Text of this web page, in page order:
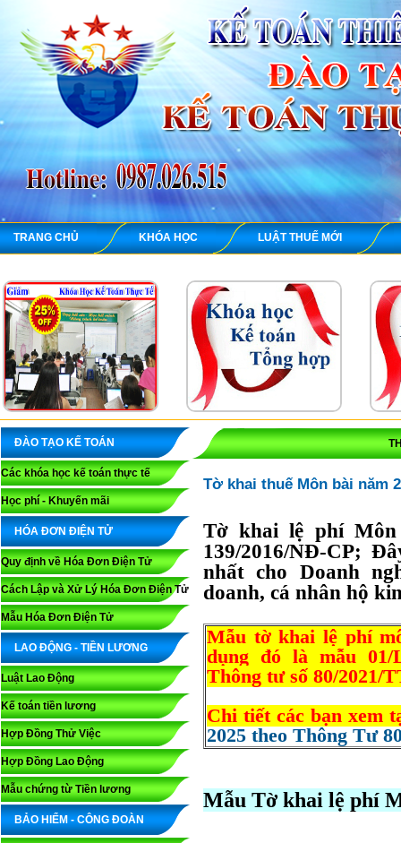
TRANG CHỦ KHÓA HỌC LUẬT THUẾ MỚI
ĐÀO TẠO KẾ TOÁN
Các khóa học kế toán thực tế
Học phí - Khuyến mãi
HÓA ĐƠN ĐIỆN TỬ
Quy định về Hóa Đơn Điện Tử
Cách Lập và Xử Lý Hóa Đơn Điện Tử
Mẫu Hóa Đơn Điện Tử
LAO ĐỘNG - TIỀN LƯƠNG
Luật Lao Động
Kế toán tiền lương
Hợp Đồng Thử Việc
Hợp Đồng Lao Động
Mẫu chứng từ Tiền lương
BẢO HIỂM - CÔNG ĐOÀN
Tờ khai thuế Môn bài năm
Tờ khai lệ phí Môn
139/2016/NĐ-CP;
nhất cho Doanh
doanh, cá nhân hộ
Mẫu tờ khai lệ phí
dụng đó là mẫu 01/
Thông tư số 80/2021/
Chi tiết các bạn xem
2025 theo Thông Tư
Mẫu Tờ khai lệ phí